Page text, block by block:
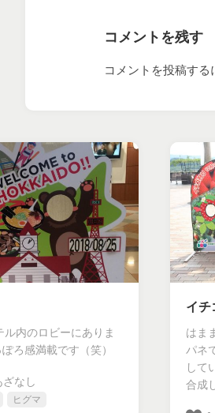
コメントを残す
コメントを投稿する
ル内のロビーにありま
ろ感満載です（笑）
ざなし
ヒグマ
イチ
はま
パネ
して
合成